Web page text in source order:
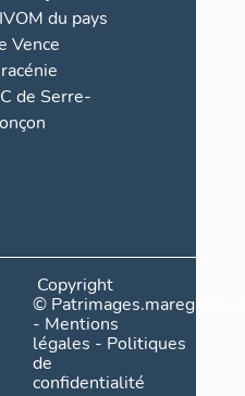
du pays
Vence
de Serre-
Copyright
©
- Mentions
légales - Politiques
de
confidentialité